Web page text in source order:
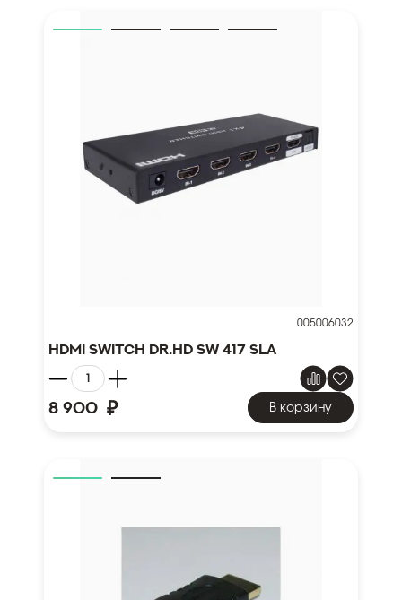
005006032
HDMI Switch Dr.HD SW 417 SLA
8 900 ₽ В корзину